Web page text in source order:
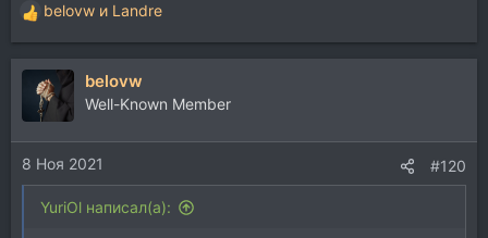
Р
е
а
и
и
:
belovw и Landre
belovw
Well-Known Member
8 Ноя 2021 #120
YuriOl написал(а):